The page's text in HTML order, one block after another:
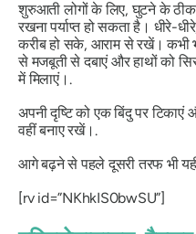
शुरुआती लोगों के लिए, घुटने के ठीक
रखना पर्याप्त हो सकता है। धीरे-
करीब हो सके, आराम से रखें। कभी
से मजबूती से दबाएं और हाथों को
में मिलाएं।.
अपनी दृष्टि को एक बिंदु पर
वहीं बनाए रखें।.
आगे बढ़ने से पहले दूसरी तरफ भी यही
[rv id=”NKhkIS0bwSU”]